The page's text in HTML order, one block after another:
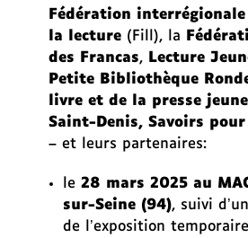
Fédération
la lecture (Fill), la
des Francas, Lecture
Petite Bibliothèque
livre et de la presse
Saint-Denis, Savoirs
– et leurs partenaires:
le 28 mars 2025 au
sur-Seine (94), suivi
de l’exposition temporaire